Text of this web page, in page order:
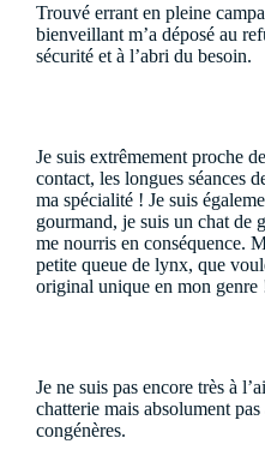
Trouvé errant en pleine
bienveillant m’a déposé au
sécurité et à l’abri du besoin.
Je suis extrêmement proche
contact, les longues séances
ma spécialité ! Je suis
gourmand, je suis un chat de
me nourris en conséquence.
petite queue de lynx, que
original unique en mon genre
Je ne suis pas encore très à
chatterie mais absolument
congénères.